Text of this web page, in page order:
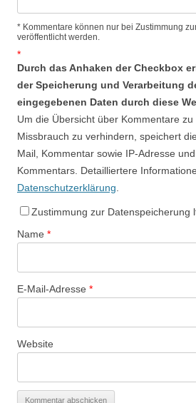
* Kommentare können nur bei Zustimmung
veröffentlicht werden.
*
Durch das Anhaken der Checkbox
der Speicherung und Verarbeitung
eingegebenen Daten durch diese
Um die Übersicht über Kommentare
Missbrauch zu verhindern, speichert
Mail, Kommentar sowie IP-Adresse
Kommentars. Detailliertere
Datenschutzerklärung
Zustimmung zur Datenspeicherung
Name *
E-Mail-Adresse *
Website